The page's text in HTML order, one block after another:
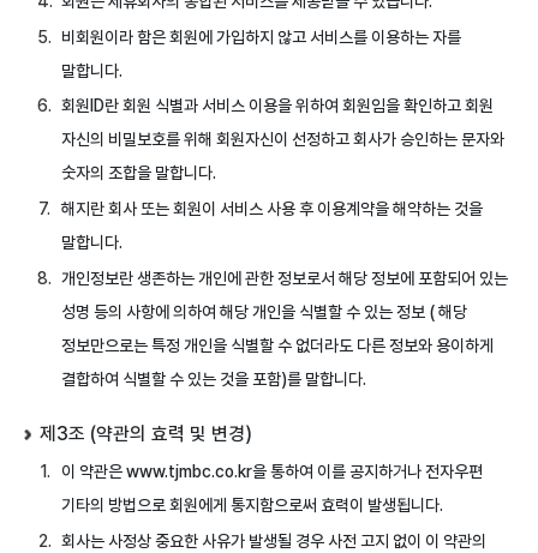
비회원이라 함은 회원에 가입하지 않고 서비스를 이용하는 자를
말합니다.
회원ID란 회원 식별과 서비스 이용을 위하여 회원임을 확인하고 회원
자신의 비밀보호를 위해 회원자신이 선정하고 회사가 승인하는 문자와
숫자의 조합을 말합니다.
해지란 회사 또는 회원이 서비스 사용 후 이용계약을 해약하는 것을
말합니다.
개인정보란 생존하는 개인에 관한 정보로서 해당 정보에 포함되어 있는
성명 등의 사항에 의하여 해당 개인을 식별할 수 있는 정보 ( 해당
정보만으로는 특정 개인을 식별할 수 없더라도 다른 정보와 용이하게
결합하여 식별할 수 있는 것을 포함)를 말합니다.
제3조 (약관의 효력 및 변경)
이 약관은 www.tjmbc.co.kr을 통하여 이를 공지하거나 전자우편
기타의 방법으로 회원에게 통지함으로써 효력이 발생됩니다.
회사는 사정상 중요한 사유가 발생될 경우 사전 고지 없이 이 약관의